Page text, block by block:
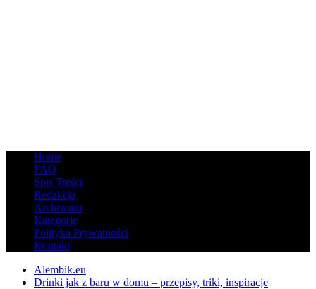
Home
FAQ
Spis Treści
Redakcja
Archiwum
Kategorie
Polityka Prywatności
Kontakt
Alembik.eu
Drinki jak z baru w domu – przepisy, triki, inspiracje